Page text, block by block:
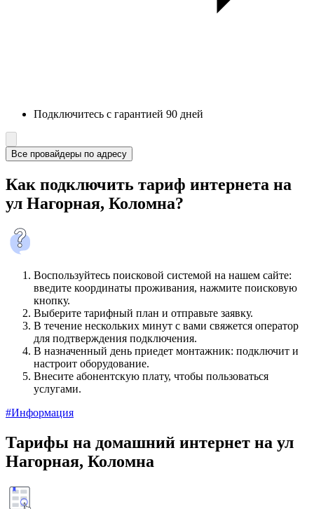
Подключитесь с гарантией 90 дней
Все провайдеры по адресу
Как подключить тариф интернета на
ул Нагорная, Коломна?
Воспользуйтесь поисковой системой на нашем сайте:
введите координаты проживания, нажмите поисковую
кнопку.
Выберите тарифный план и отправьте заявку.
В течение нескольких минут с вами свяжется оператор
для подтверждения подключения.
В назначенный день приедет монтажник: подключит и
настроит оборудование.
Внесите абонентскую плату, чтобы пользоваться
услугами.
#Информация
Тарифы на домашний интернет на ул
Нагорная, Коломна